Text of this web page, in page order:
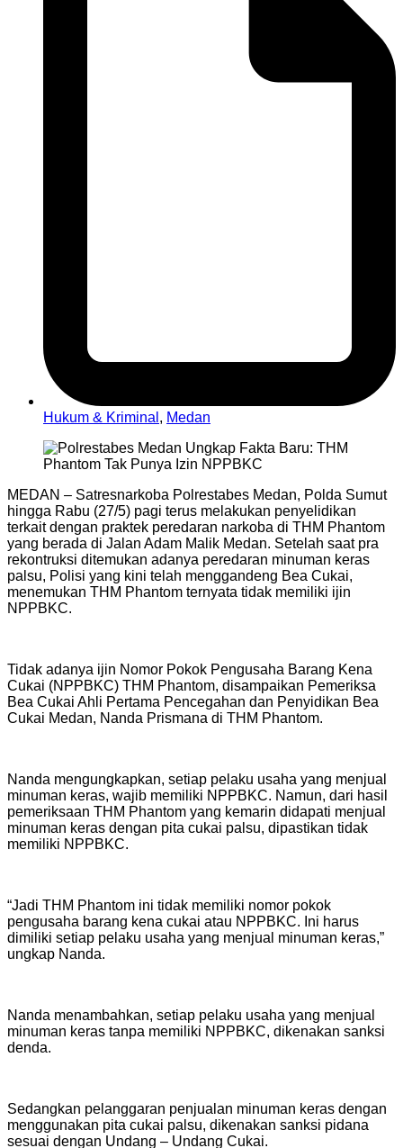
Hukum & Kriminal , Medan
MEDAN – Satresnarkoba Polrestabes Medan, Polda Sumut
hingga Rabu (27/5) pagi terus melakukan penyelidikan
terkait dengan praktek peredaran narkoba di THM Phantom
yang berada di Jalan Adam Malik Medan. Setelah saat pra
rekontruksi ditemukan adanya peredaran minuman keras
palsu, Polisi yang kini telah menggandeng Bea Cukai,
menemukan THM Phantom ternyata tidak memiliki ijin
NPPBKC.
Tidak adanya ijin Nomor Pokok Pengusaha Barang Kena
Cukai (NPPBKC) THM Phantom, disampaikan Pemeriksa
Bea Cukai Ahli Pertama Pencegahan dan Penyidikan Bea
Cukai Medan, Nanda Prismana di THM Phantom.
Nanda mengungkapkan, setiap pelaku usaha yang menjual
minuman keras, wajib memiliki NPPBKC. Namun, dari hasil
pemeriksaan THM Phantom yang kemarin didapati menjual
minuman keras dengan pita cukai palsu, dipastikan tidak
memiliki NPPBKC.
“Jadi THM Phantom ini tidak memiliki nomor pokok
pengusaha barang kena cukai atau NPPBKC. Ini harus
dimiliki setiap pelaku usaha yang menjual minuman keras,”
ungkap Nanda.
Nanda menambahkan, setiap pelaku usaha yang menjual
minuman keras tanpa memiliki NPPBKC, dikenakan sanksi
denda.
Sedangkan pelanggaran penjualan minuman keras dengan
menggunakan pita cukai palsu, dikenakan sanksi pidana
sesuai dengan Undang – Undang Cukai.